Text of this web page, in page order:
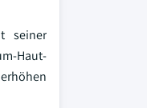
seiner
Haut-